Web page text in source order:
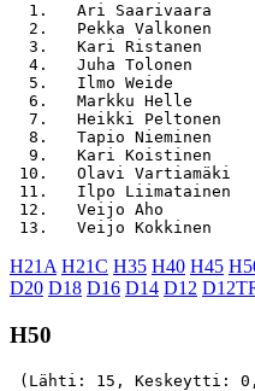
1.   Ari
2.   Pekka Valkonen
3.   Kari Ristanen
4.   Juha Tolonen
5.   Ilmo Weide
6.   Markku Helle
7.   Heikki Peltonen
8.   Tapio Nieminen
9.   Kari Koistinen
10.   Olavi
11.   Ilpo
12.   Veijo Aho
H21A H21C H35 H40 H45
D20 D18 D16 D14 D12
H50
(Lähti: 15, Keskeytti: